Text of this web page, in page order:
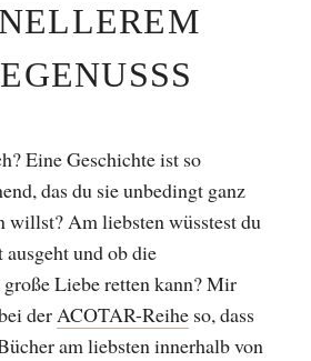
Eine Geschichte ist so
das du sie unbedingt ganz
willst? Am liebsten wüsstest du
und ob die
Liebe retten kann? Mir
derACOTAR-Reihe so, dass
am liebsten innerhalb von